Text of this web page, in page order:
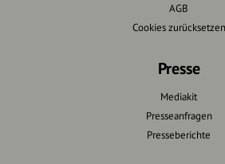
AGB
Cookies zurücksetzen
Presse
Mediakit
Presseanfragen
Presseberichte